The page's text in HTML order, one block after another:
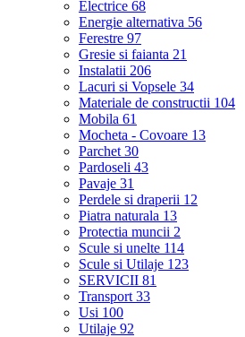
Electrice 68
Energie alternativa 56
Ferestre 97
Gresie si faianta 21
Instalatii 206
Lacuri si Vopsele 34
Materiale de constructii 104
Mobila 61
Mocheta - Covoare 13
Parchet 30
Pardoseli 43
Pavaje 31
Perdele si draperii 12
Piatra naturala 13
Protectia muncii 2
Scule si unelte 114
Scule si Utilaje 123
SERVICII 81
Transport 33
Usi 100
Utilaje 92